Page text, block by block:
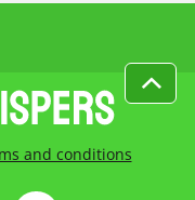
and conditions